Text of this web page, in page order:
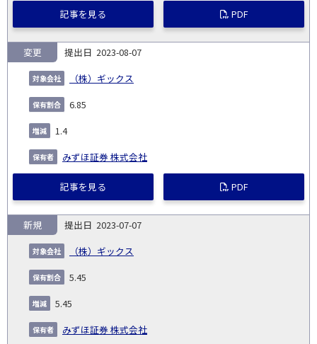
記事を見る PDF
2023-08-07
（株）ギックス
変更
6.85
1.4
みずほ証券 株式会社
記事を見る PDF
2023-07-07
（株）ギックス
新規
5.45
5.45
みずほ証券 株式会社